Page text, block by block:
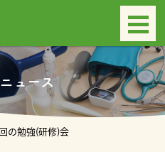
ュース
の勉強(研修)会